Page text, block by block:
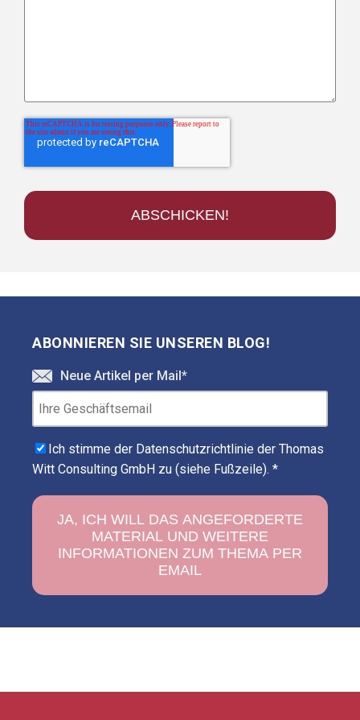
ABONNIEREN SIE UNSEREN BLOG!
Neue Artikel per Mail*
Ich stimme der Datenschutzrichtlinie der Thomas
Witt Consulting GmbH zu (siehe Fußzeile). *